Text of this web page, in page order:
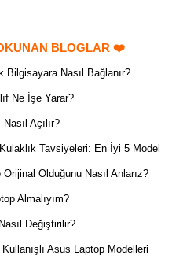
BLOGLAR ❤️
Bilgisayara Nasıl Bağlanır?
Ne İşe Yarar?
Açılır?
Tavsiyeleri: En İyi 5 Model
Olduğunu Nasıl Anlarız?
Almalıyım?
Değiştirilir?
Asus Laptop Modelleri